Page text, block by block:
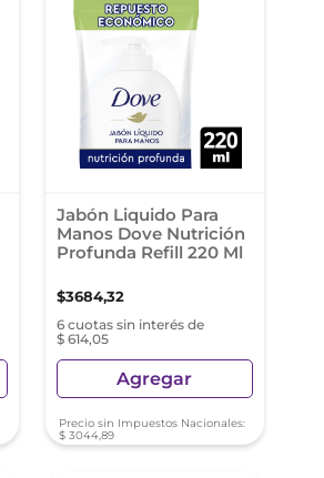
Jabón Liquido Para
Manos Dove Nutrición
Profunda Refill 220 Ml
$3684,32
6 cuotas sin interés de
$ 614,05
Agregar
Precio sin Impuestos Nacionales:
$ 3044,89